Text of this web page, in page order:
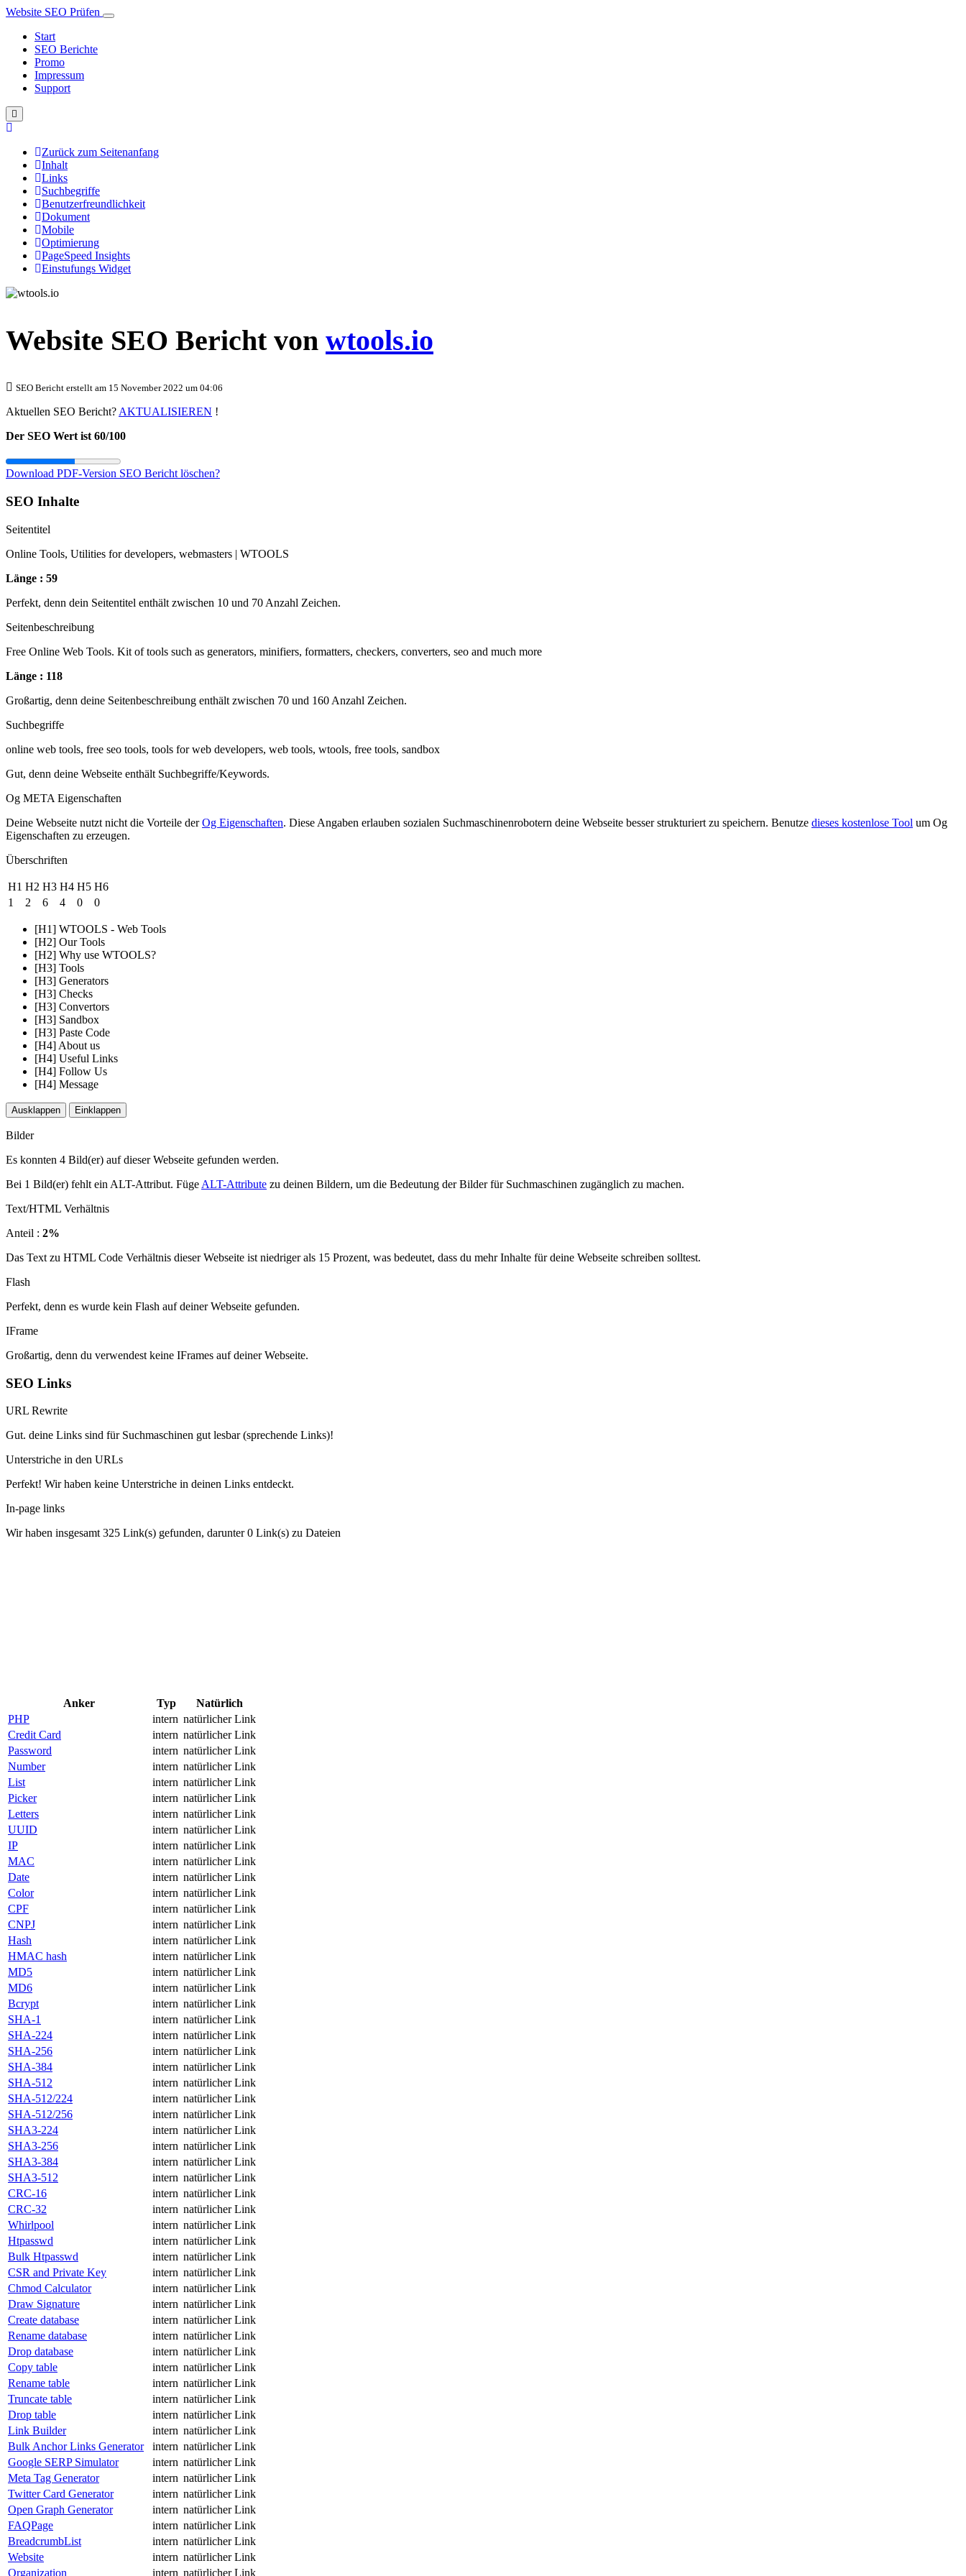
Website SEO Prüfen
Start
SEO Berichte
Promo
Impressum
Support
Zurück zum Seitenanfang
Inhalt
Links
Suchbegriffe
Benutzerfreundlichkeit
Dokument
Mobile
Optimierung
PageSpeed Insights
Einstufungs Widget
Website SEO Bericht von wtools.io
SEO Bericht erstellt am 15 November 2022 um 04:06
Aktuellen SEO Bericht? AKTUALISIEREN !
Der SEO Wert ist 60/100
Download PDF-Version SEO Bericht löschen?
SEO Inhalte
Seitentitel
Online Tools, Utilities for developers, webmasters | WTOOLS
Länge : 59
Perfekt, denn dein Seitentitel enthält zwischen 10 und 70 Anzahl Zeichen.
Seitenbeschreibung
Free Online Web Tools. Kit of tools such as generators, minifiers, formatters, checkers, converters, seo and much more
Länge : 118
Großartig, denn deine Seitenbeschreibung enthält zwischen 70 und 160 Anzahl Zeichen.
Suchbegriffe
online web tools, free seo tools, tools for web developers, web tools, wtools, free tools, sandbox
Gut, denn deine Webseite enthält Suchbegriffe/Keywords.
Og META Eigenschaften
Deine Webseite nutzt nicht die Vorteile derOg Eigenschaften. Diese Angaben erlauben sozialen Suchmaschinenrobotern deine Webseite besser strukturiert zu speichern. Benutze dieses kostenlose Tool um Og
Eigenschaften zu erzeugen.
Überschriften
H1 H2 H3 H4 H5 H6
1
2 6 4 0 0
[H1] WTOOLS - Web Tools
[H2] Our Tools
[H2] Why use WTOOLS?
[H3] Tools
[H3] Generators
[H3] Checks
[H3] Convertors
[H3] Sandbox
[H3] Paste Code
[H4] About us
[H4] Useful Links
[H4] Follow Us
[H4] Message
Ausklappen Einklappen
Bilder
Es konnten 4 Bild(er) auf dieser Webseite gefunden werden.
Bei 1 Bild(er) fehlt ein ALT-Attribut. Füge ALT-Attribute zu deinen Bildern, um die Bedeutung der Bilder für Suchmaschinen zugänglich zu machen.
Text/HTML Verhältnis
Anteil : 2%
Das Text zu HTML Code Verhältnis dieser Webseite ist niedriger als 15 Prozent, was bedeutet, dass du mehr Inhalte für deine Webseite schreiben solltest.
Flash
Perfekt, denn es wurde kein Flash auf deiner Webseite gefunden.
IFrame
Großartig, denn du verwendest keine IFrames auf deiner Webseite.
SEO Links
URL Rewrite
Gut. deine Links sind für Suchmaschinen gut lesbar (sprechende Links)!
Unterstriche in den URLs
Perfekt! Wir haben keine Unterstriche in deinen Links entdeckt.
In-page links
Wir haben insgesamt 325 Link(s) gefunden, darunter 0 Link(s) zu Dateien
Anker Typ
Natürlich
PHP
intern natürlicher Link
Credit Card
intern natürlicher Link
Password
intern natürlicher Link
Number
intern natürlicher Link
List
intern natürlicher Link
Picker
intern natürlicher Link
Letters
intern natürlicher Link
UUID
intern natürlicher Link
IP
intern natürlicher Link
MAC
intern natürlicher Link
Date
intern natürlicher Link
Color
intern natürlicher Link
CPF
intern natürlicher Link
CNPJ
intern natürlicher Link
Hash
intern natürlicher Link
HMAC hash
intern natürlicher Link
MD5
intern natürlicher Link
MD6
intern natürlicher Link
Bcrypt
intern natürlicher Link
SHA-1
intern natürlicher Link
SHA-224
intern natürlicher Link
SHA-256
intern natürlicher Link
SHA-384
intern natürlicher Link
SHA-512
intern natürlicher Link
SHA-512/224
intern natürlicher Link
SHA-512/256
intern natürlicher Link
SHA3-224
intern natürlicher Link
SHA3-256
intern natürlicher Link
SHA3-384
intern natürlicher Link
SHA3-512
intern natürlicher Link
CRC-16
intern natürlicher Link
CRC-32
intern natürlicher Link
Whirlpool
intern natürlicher Link
Htpasswd
intern natürlicher Link
Bulk Htpasswd
intern natürlicher Link
CSR and Private Key
intern natürlicher Link
Chmod Calculator
intern natürlicher Link
Draw Signature
intern natürlicher Link
Create database
intern natürlicher Link
Rename database
intern natürlicher Link
Drop database
intern natürlicher Link
Copy table
intern natürlicher Link
Rename table
intern natürlicher Link
Truncate table
intern natürlicher Link
Drop table
intern natürlicher Link
Link Builder
intern natürlicher Link
Bulk Anchor Links Generator
intern natürlicher Link
Google SERP Simulator
intern natürlicher Link
Meta Tag Generator
intern natürlicher Link
Twitter Card Generator
intern natürlicher Link
Open Graph Generator
intern natürlicher Link
FAQPage
intern natürlicher Link
BreadcrumbList
intern natürlicher Link
Website
intern natürlicher Link
Organization
intern natürlicher Link